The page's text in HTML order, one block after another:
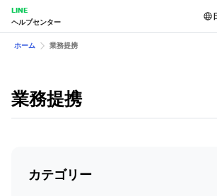
LINE
ヘルプセンター
ホーム 業務提携
業務提携
カテゴリー